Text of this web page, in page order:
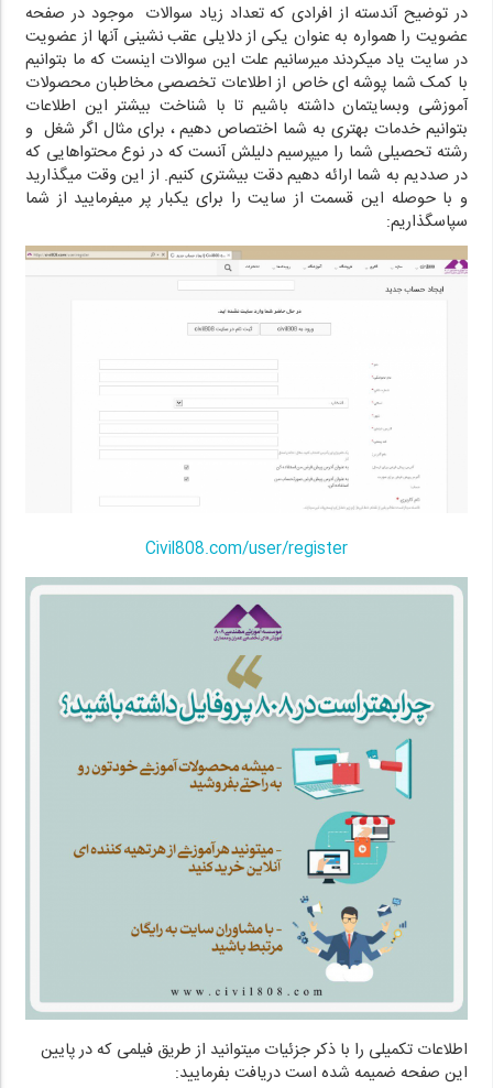
در توضیح آندسته از افرادی که تعداد زیاد سوالات موجود در صفحه
عضویت را همواره به عنوان یکی از دلایلی عقب نشینی آنها از عضویت
در سایت یاد میکردند میرسانیم علت این سوالات اینست که ما بتوانیم
با کمک شما پوشه ای خاص از اطلاعات تخصصی مخاطبان محصولات
آموزشی وبسایتمان داشته باشیم تا با شناخت بیشتر این اطلاعات
بتوانیم خدمات بهتری به شما اختصاص دهیم ، برای مثال اگر شغل و
رشته تحصیلی شما را میپرسیم دلیلش آنست که در نوع محتواهایی که
در صددیم به شما ارائه دهیم دقت بیشتری کنیم. از این وقت میگذارید
و با حوصله این قسمت از سایت را برای یکبار پر میفرمایید از شما
سپاسگذاریم:
Civil808.com/user/register
اطلاعات تکمیلی را با ذکر جزئیات میتوانید از طریق فیلمی که در پایین
این صفحه ضمیمه شده است دریافت بفرمایید: